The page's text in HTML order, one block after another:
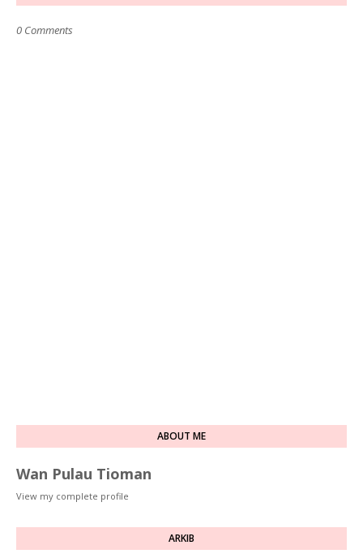
0 Comments
ABOUT ME
Wan Pulau Tioman
View my complete profile
ARKIB